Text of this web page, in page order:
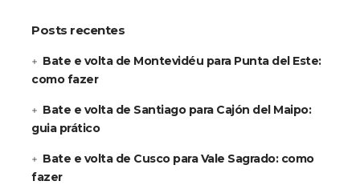
Posts recentes
Bate e volta de Montevidéu para Punta del Este:
como fazer
Bate e volta de Santiago para Cajón del Maipo:
guia prático
Bate e volta de Cusco para Vale Sagrado: como
fazer